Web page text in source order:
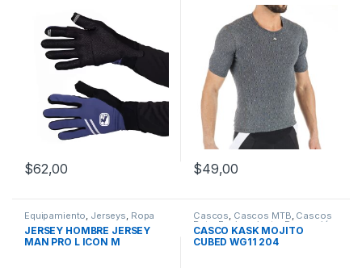
$62,00
Este producto tiene múltiples variantes. Las opciones se
$49,00
Este producto tiene múltiples
Equipamiento, Jerseys, Ropa
JERSEY HOMBRE JERSEY
MAN PRO L ICON M
Cascos, Cascos MTB, Cascos
Ruta ,Equipamiento ,Promoción
25,Promociones
CASCO KASK MOJITO
CUBED WG11 204